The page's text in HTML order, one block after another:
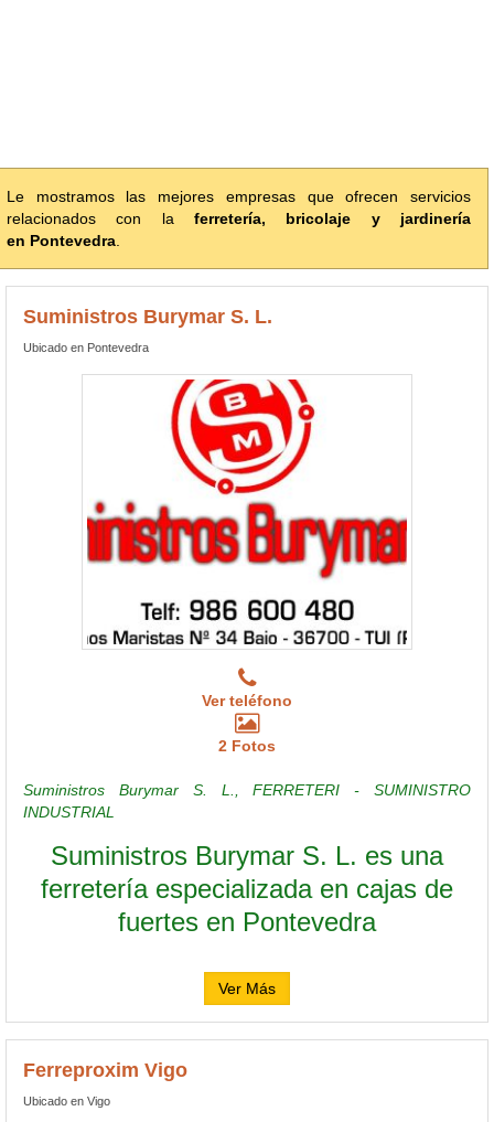
Le mostramos las mejores empresas que ofrecen servicios
relacionados con la ferretería, bricolaje y jardinería
en Pontevedra
Suministros Burymar S. L.
Ubicado en Pontevedra
Ver teléfono
2 Fotos
Suministros Burymar S. L., FERRETERI - SUMINISTRO
INDUSTRIAL
Suministros Burymar S. L. es una
ferretería especializada en cajas de
fuertes en Pontevedra
Ver Más
Ferreproxim Vigo
Ubicado en Vigo